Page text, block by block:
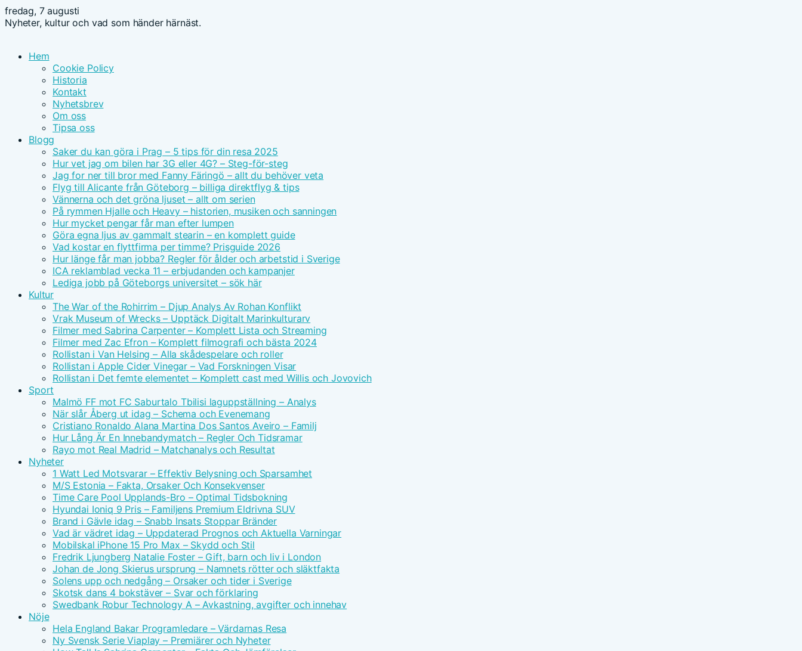
fredag, 7 augusti
Nyheter, kultur och vad som händer härnäst.
Hem
Cookie Policy
Historia
Kontakt
Nyhetsbrev
Om oss
Tipsa oss
Blogg
Saker du kan göra i Prag – 5 tips för din resa 2025
Hur vet jag om bilen har 3G eller 4G? – Steg-för-steg
Jag for ner till bror med Fanny Färingö – allt du behöver veta
Flyg till Alicante från Göteborg – billiga direktflyg & tips
Vännerna och det gröna ljuset – allt om serien
På rymmen Hjalle och Heavy – historien, musiken och sanningen
Hur mycket pengar får man efter lumpen
Göra egna ljus av gammalt stearin – en komplett guide
Vad kostar en flyttfirma per timme? Prisguide 2026
Hur länge får man jobba? Regler för ålder och arbetstid i Sverige
ICA reklamblad vecka 11 – erbjudanden och kampanjer
Lediga jobb på Göteborgs universitet – sök här
Kultur
The War of the Rohirrim – Djup Analys Av Rohan Konflikt
Vrak Museum of Wrecks – Upptäck Digitalt Marinkulturarv
Filmer med Sabrina Carpenter – Komplett Lista och Streaming
Filmer med Zac Efron – Komplett filmografi och bästa 2024
Rollistan i Van Helsing – Alla skådespelare och roller
Rollistan i Apple Cider Vinegar – Vad Forskningen Visar
Rollistan i Det femte elementet – Komplett cast med Willis och Jovovich
Sport
Malmö FF mot FC Saburtalo Tbilisi laguppställning – Analys
När slår Åberg ut idag – Schema och Evenemang
Cristiano Ronaldo Alana Martina Dos Santos Aveiro – Familj
Hur Lång Är En Innebandymatch – Regler Och Tidsramar
Rayo mot Real Madrid – Matchanalys och Resultat
Nyheter
1 Watt Led Motsvarar – Effektiv Belysning och Sparsamhet
M/S Estonia – Fakta, Orsaker Och Konsekvenser
Time Care Pool Upplands-Bro – Optimal Tidsbokning
Hyundai Ioniq 9 Pris – Familjens Premium Eldrivna SUV
Brand i Gävle idag – Snabb Insats Stoppar Bränder
Vad är vädret idag – Uppdaterad Prognos och Aktuella Varningar
Mobilskal iPhone 15 Pro Max – Skydd och Stil
Fredrik Ljungberg Natalie Foster – Gift, barn och liv i London
Johan de Jong Skierus ursprung – Namnets rötter och släktfakta
Solens upp och nedgång – Orsaker och tider i Sverige
Skotsk dans 4 bokstäver – Svar och förklaring
Swedbank Robur Technology A – Avkastning, avgifter och innehav
Nöje
Hela England Bakar Programledare – Värdarnas Resa
Ny Svensk Serie Viaplay – Premiärer och Nyheter